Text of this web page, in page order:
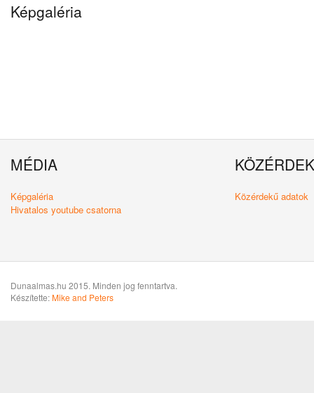
Képgaléria
MÉDIA
Képgaléria
Hivatalos youtube csatorna
Közérdekű adatok
Dunaalmas.hu 2015. Minden jog fenntartva.
Készítette:Mike and Peters